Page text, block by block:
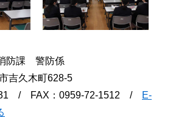
防課 警防係
吉久木町628-5
/ FAX：0959-72-1512 /
E-